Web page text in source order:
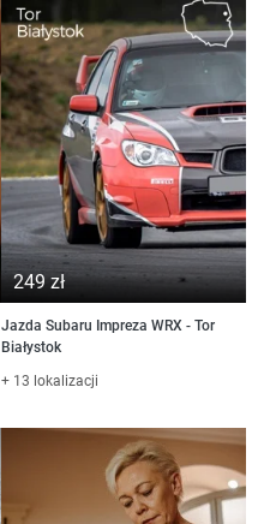
249 zł
Jazda Subaru Impreza WRX - Tor
Białystok
+ 13 lokalizacji